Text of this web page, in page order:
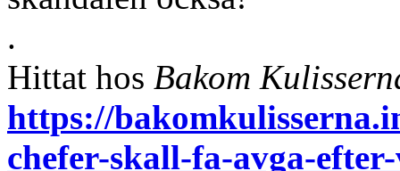
.
Hittat hos Bakom
https://
chefer-skall-fa-avga-